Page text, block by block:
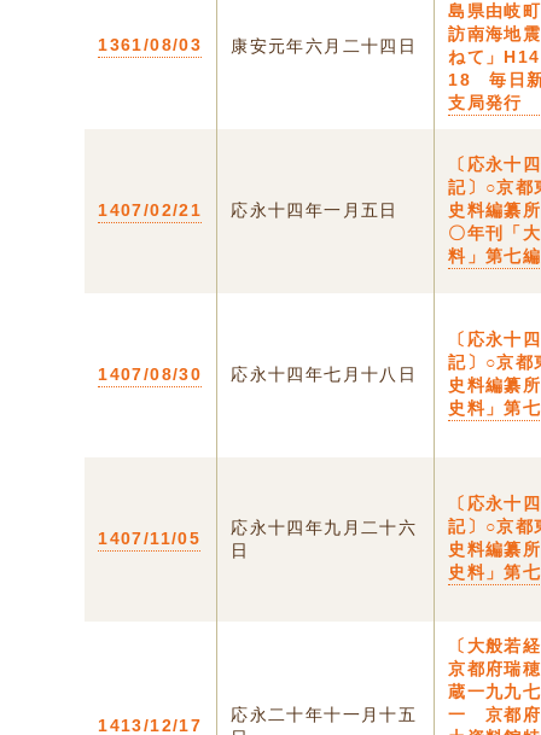
1361/08/03 康安元年六月二十四日
島県由岐
訪南海地
ねて」
18 毎日
支局発行
1407/02/21 応永十四年一月五日
〔応永十
記〕○京都
史料編纂
〇年刊「
料」第七
1407/08/30 応永十四年七月十八日
〔応永十
記〕○京都
史料編纂
史料」第
1407/11/05
応永十四年九月二十六
日
〔応永十
記〕○京都
史料編纂
史料」第
1413/12/17
応永二十年十一月十五
〔大般若
京都府瑞
蔵一九九
一 京都府